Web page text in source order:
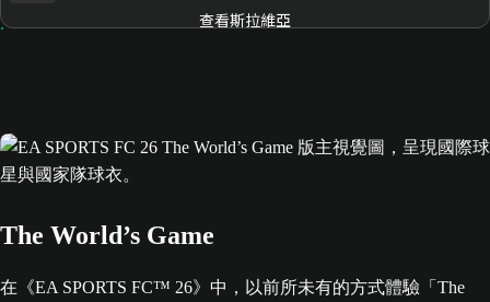
查看斯拉維亞
The World’s Game
在《EA SPORTS FC™ 26》中，以前所未有的方式體驗「The